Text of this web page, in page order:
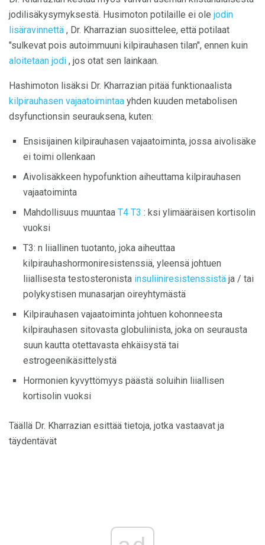
jodilisäkysymyksestä. Husimoton potilaille ei ole jodin
lisäravinnettä , Dr. Kharrazian suosittelee, että potilaat
"sulkevat pois autoimmuuni kilpirauhasen tilan", ennen kuin
aloitetaan jodi , jos otat sen lainkaan.
Hashimoton lisäksi Dr. Kharrazian pitää funktionaalista
kilpirauhasen vajaatoimintaa yhden kuuden metabolisen
dsyfunctionsin seurauksena, kuten:
Ensisijainen kilpirauhasen vajaatoiminta, jossa aivolisäke
ei toimi ollenkaan
Aivolisäkkeen hypofunktion aiheuttama kilpirauhasen
vajaatoiminta
Mahdollisuus muuntaa T4 T3 : ksi ylimääräisen kortisolin
vuoksi
T3: n liiallinen tuotanto, joka aiheuttaa
kilpirauhashormoniresistenssiä, yleensä johtuen
liiallisesta testosteronista insuliiniresistenssistä ja / tai
polykystisen munasarjan oireyhtymästä
Kilpirauhasen vajaatoiminta johtuen kohonneesta
kilpirauhasen sitovasta globuliinista, joka on seurausta
suun kautta otettavasta ehkäisystä tai
estrogeenikäsittelystä
Hormonien kyvyttömyys päästä soluihin liiallisen
kortisolin vuoksi
Täällä Dr. Kharrazian esittää tietoja, jotka vastaavat ja
täydentävät